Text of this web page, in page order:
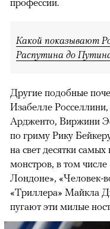
профессии.
Какой показывают
Распутина до
Другие подобные
Изабелле
Ардженто, Виржини
по гриму Рику
на свет десятки
монстров, в том
Лондоне», «Человек-
«Триллера» Майкла
пугают эти милые